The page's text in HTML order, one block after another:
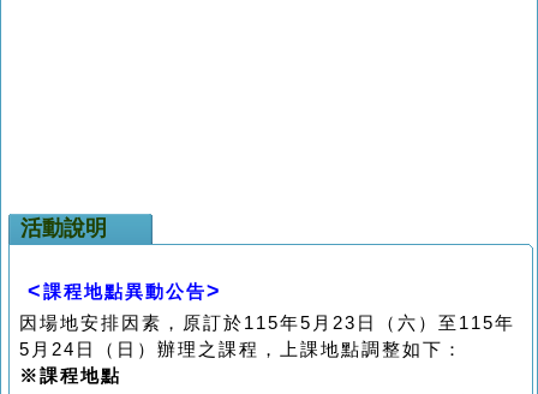
活動說明
<課程地點異動公告>
因場地安排因素，原訂於115年5月23日（六）至115年
5月24日（日）辦理之課程，上課地點調整如下：
※課程地點